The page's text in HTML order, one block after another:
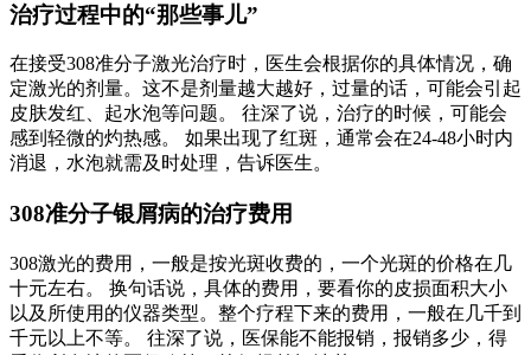
治疗过程中的“那些事儿”
在接受308准分子激光治疗时，医生会根据你的具体情况，确
定激光的剂量。这不是剂量越大越好，过量的话，可能会引起
皮肤发红、起水泡等问题。 往深了说，治疗的时候，可能会
感到轻微的灼热感。 如果出现了红斑，通常会在24-48小时内
消退，水泡就需及时处理，告诉医生。
308准分子银屑病的治疗费用
308激光的费用，一般是按光斑收费的，一个光斑的价格在几
十元左右。 换句话说，具体的费用，要看你的皮损面积大小
以及所使用的仪器类型。整个疗程下来的费用，一般在几千到
千元以上不等。 往深了说，医保能不能报销，报销多少，得